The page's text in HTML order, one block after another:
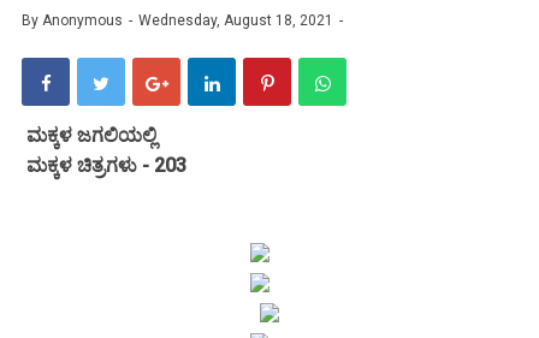
By Anonymous Wednesday, August 18, 2021
ಮಕ್ಕಳ ಜಗಲಿಯಲ್ಲಿ
ಮಕ್ಕಳ ಚಿತ್ರಗಳು - 203